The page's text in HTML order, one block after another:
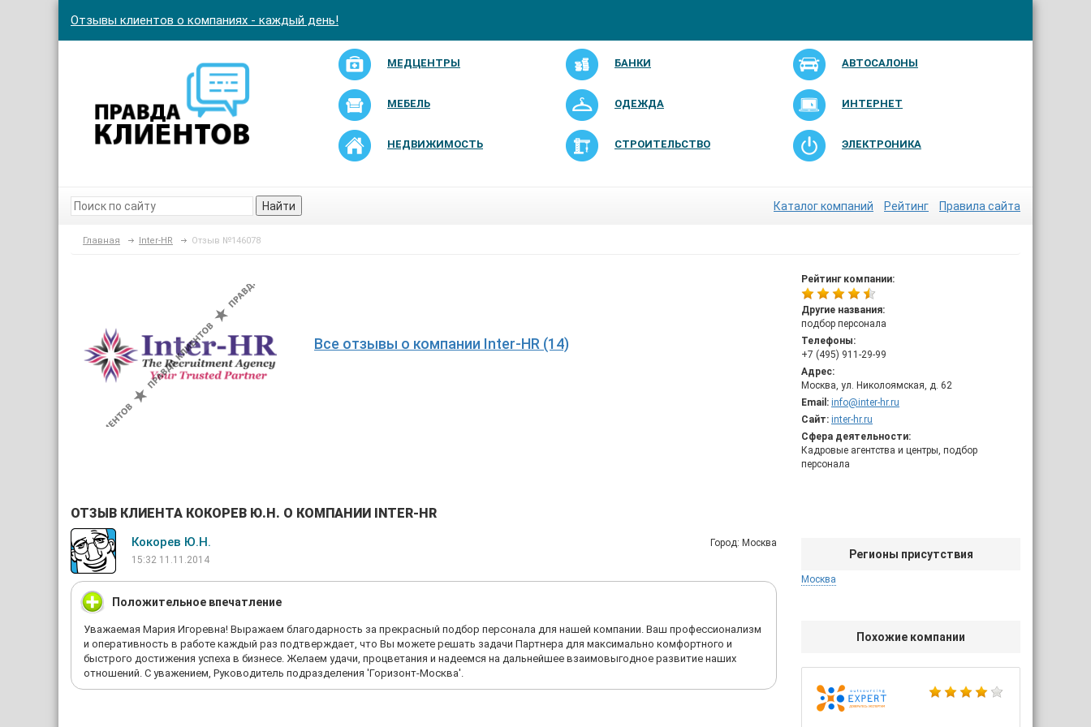
Отзывы клиентов о компаниях - каждый день!
МЕДЦЕНТРЫ БАНКИ АВТОСАЛОНЫ
МЕБЕЛЬ ОДЕЖДА ИНТЕРНЕТ
НЕДВИЖИМОСТЬ СТРОИТЕЛЬСТВО ЭЛЕКТРОНИКА
Найти Каталог компаний Рейтинг Правила сайта
Главная Inter-HR Отзыв №146078
Все отзывы о компании Inter-HR (14)
Рейтинг компании:
Другие названия:
подбор персонала
Телефоны:
+7 (495) 911-29-99
Адрес:
Москва, ул. Николоямская, д. 62
Email: info@inter-hr.ru
Сайт: inter-hr.ru
Сфера деятельности:
Кадровые агентства и центры, подбор
персонала
ОТЗЫВ КЛИЕНТА КОКОРЕВ Ю.Н. О КОМПАНИИ INTER-HR
Кокорев Ю.Н.
15:32 11.11.2014
Город: Москва
Положительное впечатление
Уважаемая Мария Игоревна! Выражаем благодарность за прекрасный подбор персонала для нашей компании. Ваш профессионализм
и оперативность в работе каждый раз подтверждает, что Вы можете решать задачи Партнера для максимально комфортного и
быстрого достижения успеха в бизнесе. Желаем удачи, процветания и надеемся на дальнейшее взаимовыгодное развитие наших
отношений. С уважением, Руководитель подразделения 'Горизонт-Москва'.
Регионы присутствия
Москва
Похожие компании